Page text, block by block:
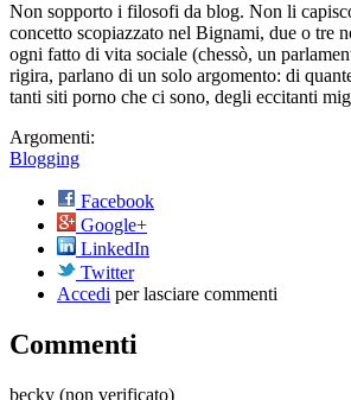
Non sopporto i filosofi da blog. Non li
concetto scopiazzato nel Bignami, due o tre
ogni fatto di vita sociale (chessò, un
rigira, parlano di un solo argomento: di
tanti siti porno che ci sono, degli eccitanti
Argomenti:
Blogging
Facebook
Google+
LinkedIn
Twitter
Accedi per lasciare commenti
Commenti
becky (non verificato)